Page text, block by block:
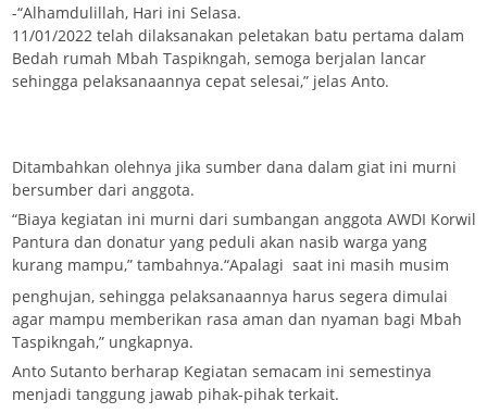
-“Alhamdulillah, Hari ini Selasa.
11/01/2022 telah dilaksanakan peletakan batu pertama dalam
Bedah rumah Mbah Taspikngah, semoga berjalan lancar
sehingga pelaksanaannya cepat selesai,” jelas Anto.
Ditambahkan olehnya jika sumber dana dalam giat ini murni
bersumber dari anggota.
“Biaya kegiatan ini murni dari sumbangan anggota AWDI Korwil
Pantura dan donatur yang peduli akan nasib warga yang
kurang mampu,” tambahnya.“Apalagi saat ini masih musim
penghujan, sehingga pelaksanaannya harus segera dimulai
agar mampu memberikan rasa aman dan nyaman bagi Mbah
Taspikngah,” ungkapnya.
Anto Sutanto berharap Kegiatan semacam ini semestinya
menjadi tanggung jawab pihak-pihak terkait.